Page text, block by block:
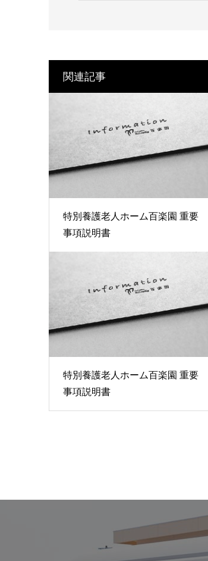
関連記事
特別養護老人ホーム百楽園 重要
事項説明書
特別養護老人ホーム百楽園 重要
事項説明書